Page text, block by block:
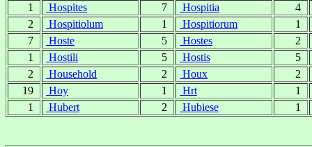
1
Hospites 7 Hospitia
4
2
Hospitiolum 1 Hospitiorum
1
7
Hoste 5 Hostes
2
1
Hostili 5 Hostis
5
2
Household 2 Houx
2
19
Hoy 1 Hrt
1
1
Hubert 2 Hubiese 1